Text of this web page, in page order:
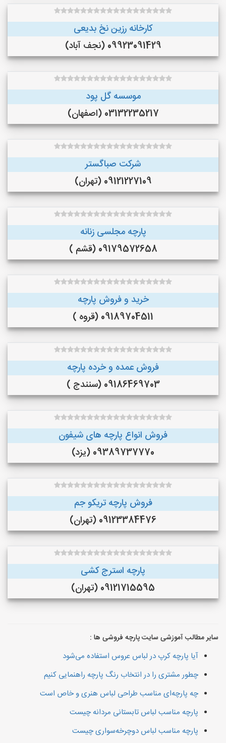
کارخانه رزین نخ بدیعی
09923091429 (نجف‌ آباد)
موسسه گل پود
03132235217 (اصفهان)
شرکت صباگستر
09121227109 (تهران)
پارچه مجلسی زنانه
09179572658 (قشم )
خرید و فروش پارچه
09189704511 (قروه )
فروش عمده و خرده پارچه
09186469703 (سنندج )
فروش انواع پارچه های شیفون
09389737770 (یزد)
فروش پارچه تریکو جم
09123384476 (تهران)
پارچه استرج کشی
09121715595 (تهران)
سایر مطالب آموزشی سایت پارچه فروشی ها :
آیا پارچه کرپ در لباس‌ عروس استفاده می‌شود
چطور مشتری را در انتخاب رنگ پارچه راهنمایی کنیم
چه پارچه‌ای مناسب طراحی لباس هنری و خاص است
پارچه مناسب لباس تابستانی مردانه چیست
پارچه مناسب لباس دوچرخه‌سواری چیست